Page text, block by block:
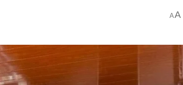
AA